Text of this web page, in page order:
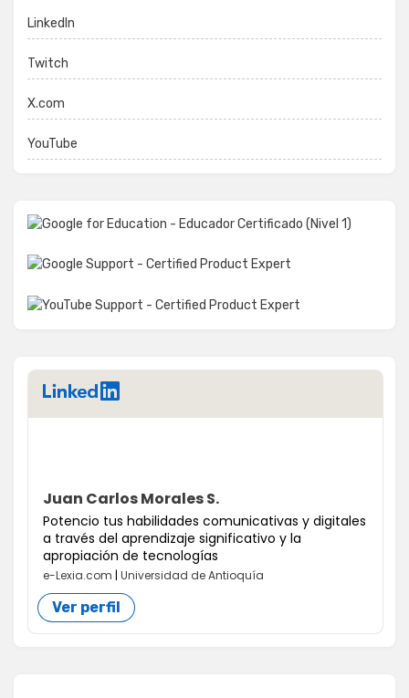
LinkedIn
Twitch
X.com
YouTube
LinkedIn
Juan Carlos Morales S.
Potencio tus habilidades comunicativas y digitales
a través del aprendizaje significativo y la
apropiación de tecnologías
e-Lexia.com | Universidad de Antioquía
Ver perfil